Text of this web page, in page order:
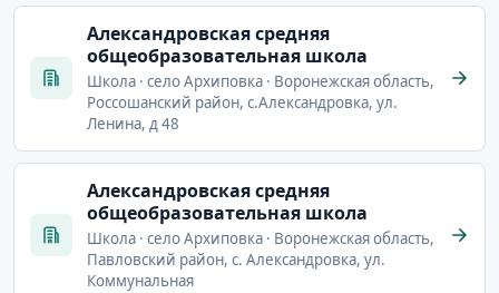
Александровская средняя
общеобразовательная школа
Школа · село Архиповка · Воронежская область,
Россошанский район, с.Александровка, ул.
Ленина, д 48
Александровская средняя
общеобразовательная школа
Школа · село Архиповка · Воронежская область,
Павловский район, с. Александровка, ул.
Коммунальная